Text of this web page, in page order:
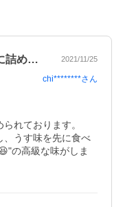
とても大粒で形もきれい。丁寧に詰められ… 2021/11/25
chi********さん
れております。
、うす味を先に食べ
の高級な味がしま